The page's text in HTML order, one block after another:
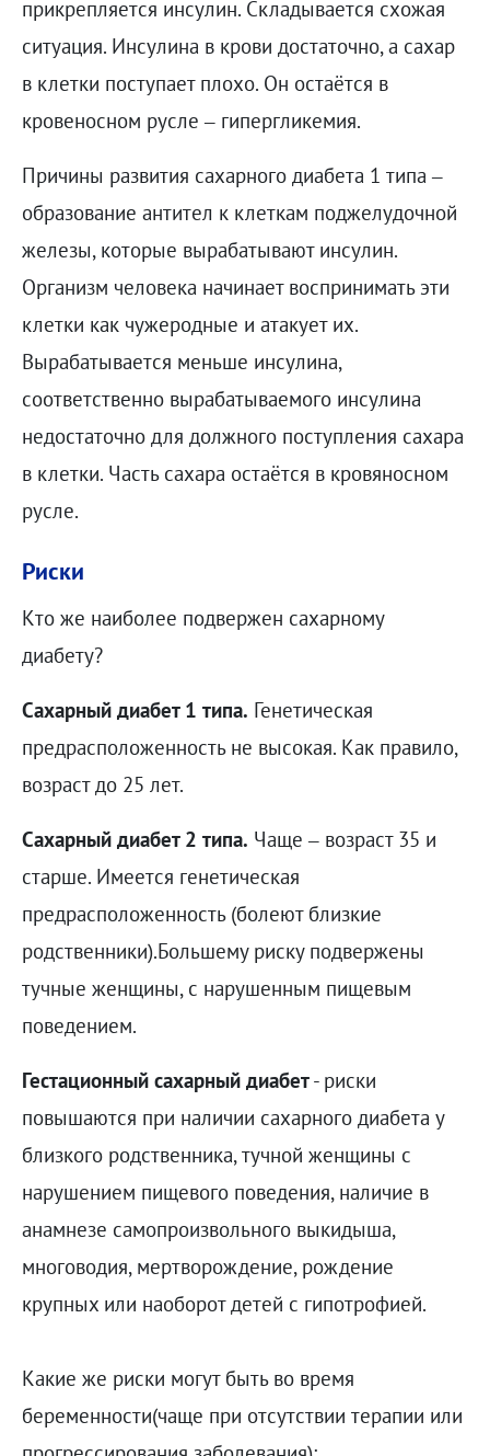
прикрепляется инсулин. Складывается схожая
ситуация. Инсулина в крови достаточно, а сахар
в клетки поступает плохо. Он остаётся в
кровеносном русле – гипергликемия.
Причины развития сахарного диабета 1 типа –
образование антител к клеткам поджелудочной
железы, которые вырабатывают инсулин.
Организм человека начинает воспринимать эти
клетки как чужеродные и атакует их.
Вырабатывается меньше инсулина,
соответственно вырабатываемого инсулина
недостаточно для должного поступления сахара
в клетки. Часть сахара остаётся в кровяносном
русле.
Риски
Кто же наиболее подвержен сахарному
диабету?
Сахарный диабет 1 типа. Генетическая
предрасположенность не высокая. Как правило,
возраст до 25 лет.
Сахарный диабет 2 типа. Чаще – возраст 35 и
старше. Имеется генетическая
предрасположенность (болеют близкие
родственники).Большему риску подвержены
тучные женщины, с нарушенным пищевым
поведением.
Гестационный сахарный диабет- риски
повышаются при наличии сахарного диабета у
близкого родственника, тучной женщины с
нарушением пищевого поведения, наличие в
анамнезе самопроизвольного выкидыша,
многоводия, мертворождение, рождение
крупных или наоборот детей с гипотрофией.
Какие же риски могут быть во время
беременности(чаще при отсутствии терапии или